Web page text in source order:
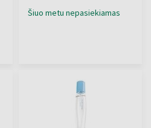
Šiuo metu nepasiekiamas